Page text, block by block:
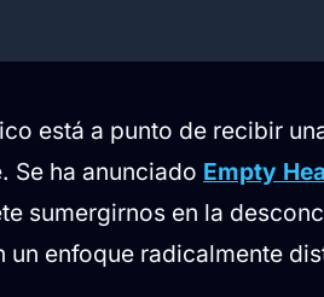
sueño liminal?
está a punto de recibir
Se ha anunciado Empty
sumergirnos en la
enfoque radicalmente